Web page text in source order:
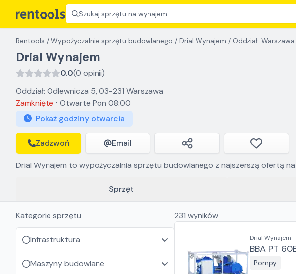
Szukaj sprzętu na wynajem
Rentools / Wypożyczalnie sprzętu budowlanego / Drial Wynajem / Oddział: Warszawa
Drial Wynajem
0.0(0 opinii)
Oddział: Odlewnicza 5, 03-231 Warszawa
Zamknięte ⋅ Otwarte Pon 08:00
Pokaż godziny otwarcia
Zadzwoń Email
Drial Wynajem to wypożyczalnia sprzętu budowlanego z najszerszą ofertą
Sprzęt
Kategorie sprzętu
Infrastruktura
Maszyny budowlane
231 wyników
Drial Wynajem
BBA PT
Pompy